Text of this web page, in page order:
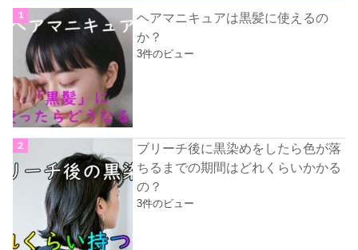
ヘアマニキュアは黒髪に使えるの
か？
3件のビュー
ブリーチ後に黒染めをしたら色が落
ちるまでの期間はどれくらいかかる
の？
3件のビュー